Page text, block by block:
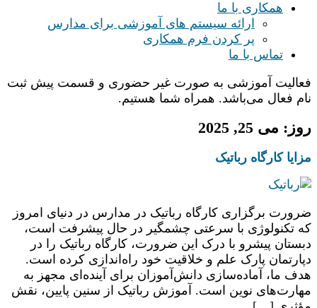
همکاری با ما
ارائه سیستم های آموزشی برای مدارس
پر کردن فرم همکاری
تماس با ما
فعالیت آموزشی به صورت غیر حضوری و قسمت پیش ثبت
نام فعال می‌باشد. همراه شما هستیم.
روز: می 25, 2025
مزایا کارگاه رباتیک
ضرورت برگزاری کارگاه رباتیک در مدارس در دنیای امروز
که تکنولوژی با سرعتی چشمگیر در حال پیشرفت است،
دبستان پیشرو با درک این ضرورت، کارگاه رباتیک را در
دپارتمان پارک علم و خلاقیت خود راه‌اندازی کرده است.
هدف ما، آماده‌سازی دانش‌آموزان برای آینده‌ای مجهز به
مهارت‌های نوین است. آموزش رباتیک از سنین پایین، نقش